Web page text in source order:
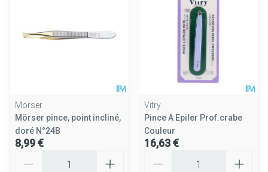
Morser
Mörser pince, point incliné,
doré N°24B
8,99 €
Vitry
Pince A Epiler Prof.crabe
Couleur
16,63 €